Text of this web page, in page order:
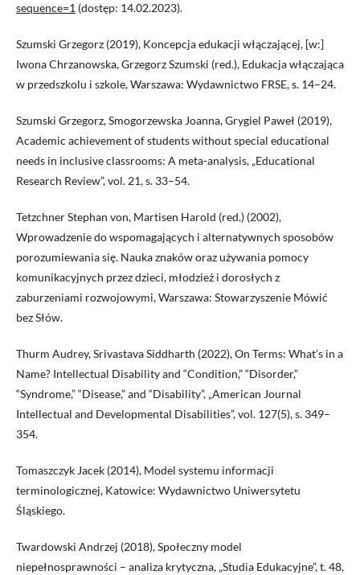
sequence=1 (dostęp: 14.02.2023).
Szumski Grzegorz (2019), Koncepcja edukacji włączającej, [w:]
Iwona Chrzanowska, Grzegorz Szumski (red.), Edukacja włączająca
w przedszkolu i szkole, Warszawa: Wydawnictwo FRSE, s. 14–24.
Szumski Grzegorz, Smogorzewska Joanna, Grygiel Paweł (2019),
Academic achievement of students without special educational
needs in inclusive classrooms: A meta-analysis, „Educational
Research Review”, vol. 21, s. 33–54.
Tetzchner Stephan von, Martisen Harold (red.) (2002),
Wprowadzenie do wspomagających i alternatywnych sposobów
porozumiewania się. Nauka znaków oraz używania pomocy
komunikacyjnych przez dzieci, młodzież i dorosłych z
zaburzeniami rozwojowymi, Warszawa: Stowarzyszenie Mówić
bez Słów.
Thurm Audrey, Srivastava Siddharth (2022), On Terms: What’s in a
Name? Intellectual Disability and “Condition,” “Disorder,”
“Syndrome,” “Disease,” and “Disability”, „American Journal
Intellectual and Developmental Disabilities”, vol. 127(5), s. 349–
354.
Tomaszczyk Jacek (2014), Model systemu informacji
terminologicznej, Katowice: Wydawnictwo Uniwersytetu
Śląskiego.
Twardowski Andrzej (2018), Społeczny model
niepełnosprawności – analiza krytyczna, „Studia Edukacyjne”, t. 48,